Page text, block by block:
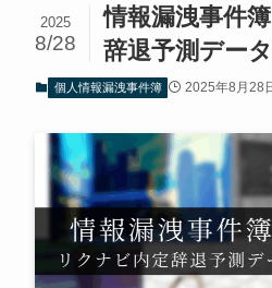
情報漏洩事件
辞退予測デー
2025
8/28
個人情報漏洩事件簿 2025年8月28